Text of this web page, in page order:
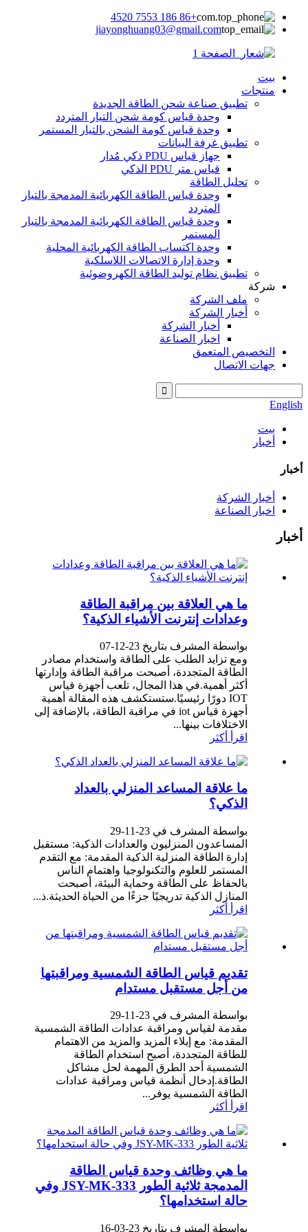
+86 186 7553 4520
jiayonghuang03@gmail.com
بيت
منتجات
تطبيق صناعة شحن الطاقة الجديدة
وحدة قياس كومة شحن التيار المتردد
وحدة قياس كومة الشحن بالتيار المستمر
تطبيق غرفة البيانات
جهاز قياس PDU ذكي مُدار
قياس متر PDU الذكي
تحليل الطاقة
وحدة قياس الطاقة الكهربائية المدمجة بالتيار
المتردد
وحدة قياس الطاقة الكهربائية المدمجة بالتيار
المستمر
وحدة اكتساب الطاقة الكهربائية المحلية
وحدة إدارة الاتصالات اللاسلكية
تطبيق نظام توليد الطاقة الكهروضوئية
شركة
ملف الشركة
أخبار الشركة
أخبار الشركة
اخبار الصناعة
التخصيص المتعمق
جهات الاتصال
English
بيت
أخبار
أخبار
أخبار الشركة
اخبار الصناعة
أخبار
ما هي العلاقة بين مراقبة الطاقة
وعدادات إنترنت الأشياء الذكية؟
بواسطة المشرف بتاريخ 23-12-07
ومع تزايد الطلب على الطاقة واستخدام مصادر
الطاقة المتجددة، أصبحت مراقبة الطاقة وإدارتها
أكثر أهمية.في هذا المجال، تلعب أجهزة قياس
IOT دورًا رئيسيًا.ستستكشف هذه المقالة أهمية
أجهزة قياس iot في مراقبة الطاقة، بالإضافة إلى
الاختلافات بينها...
اقرأ أكثر
ما علاقة المساعد المنزلي بالعداد
الذكي؟
بواسطة المشرف في 23-11-29
المساعدون المنزليون والعدادات الذكية: مستقبل
إدارة الطاقة المنزلية الذكية المقدمة: مع التقدم
المستمر للعلوم والتكنولوجيا واهتمام الناس
بالحفاظ على الطاقة وحماية البيئة، أصبحت
المنازل الذكية تدريجيًا جزءًا من الحياة الحديثة.ذ...
اقرأ أكثر
تقديم قياس الطاقة الشمسية ومراقبتها
من أجل مستقبل مستدام
بواسطة المشرف في 23-11-29
مقدمة لقياس ومراقبة عدادات الطاقة الشمسية
المقدمة: مع إيلاء المزيد والمزيد من الاهتمام
للطاقة المتجددة، أصبح استخدام الطاقة
الشمسية أحد الطرق المهمة لحل مشاكل
الطاقة.إدخال أنظمة قياس ومراقبة عدادات
الطاقة الشمسية يوفر...
اقرأ أكثر
ما هي وظائف وحدة قياس الطاقة
المدمجة ثلاثية الطور JSY-MK-333 وفي
حالة استخدامها؟
بواسطة المشرف بتاريخ 23-03-16